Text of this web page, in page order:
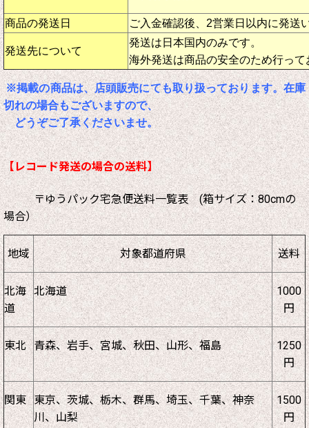
商品の発送日 ご入金確認後、2営業日以内に発送
発送先について
発送は日本国内のみです。
海外発送は商品の安全のため行って
※掲載の商品は、店頭販売にても取り扱っております。在庫
切れの場合もございますので、
どうぞご了承くださいませ。
【レコード発送の場合の送料】
〒ゆうパック宅急便送料一覧表 (箱サイズ：80cmの
場合）
地域 対象都道府県 送料
北海
道
北海道
1000
円
東北 青森、岩手、宮城、秋田、山形、福島
1250
円
関東 東京、茨城、栃木、群馬、埼玉、千葉、神奈
川、山梨
1500
円